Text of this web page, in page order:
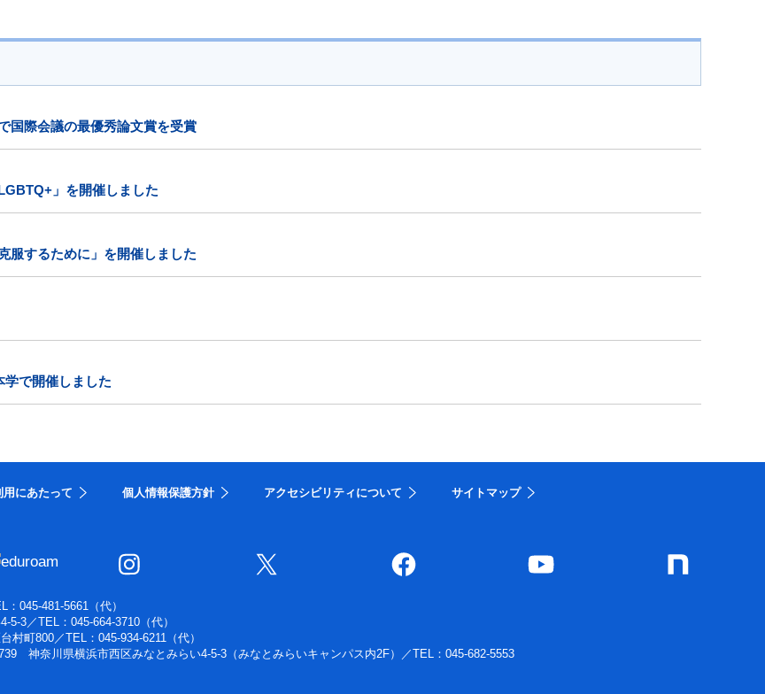
国際会議の最優秀論文賞を受賞
」を開催しました
服するために」を開催しました
で開催しました
用にあたって 個人情報保護方針 アクセシビリティについて
サイトマップ
：045-481-5661（代）
5-3 ／TEL：045-664-3710（代）
村町800 ／TEL：045-934-6211（代）
神奈川県横浜市西区みなとみらい4-5-3（みなとみらいキャンパス内2F） ／TEL：045-682-5553